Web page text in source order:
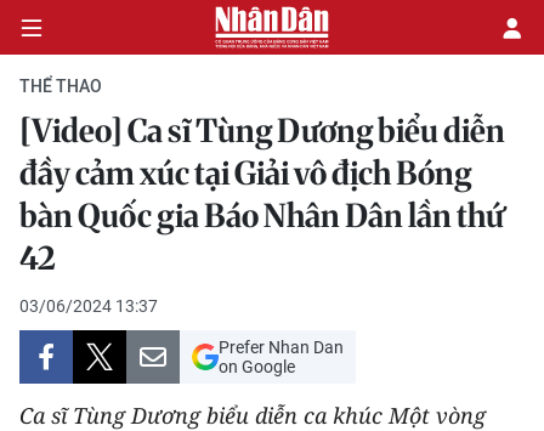
CHÍNH TRỊ
KINH TẾ
XÃ HỘI
THỂ THAO
[Video] Ca sĩ Tùng Dương biểu diễn
đầy cảm xúc tại Giải vô địch Bóng
bàn Quốc gia Báo Nhân Dân lần thứ
42
03/06/2024 13:37
Prefer Nhan Dan
on Google
Ca sĩ Tùng Dương biểu diễn ca khúc Một vòng